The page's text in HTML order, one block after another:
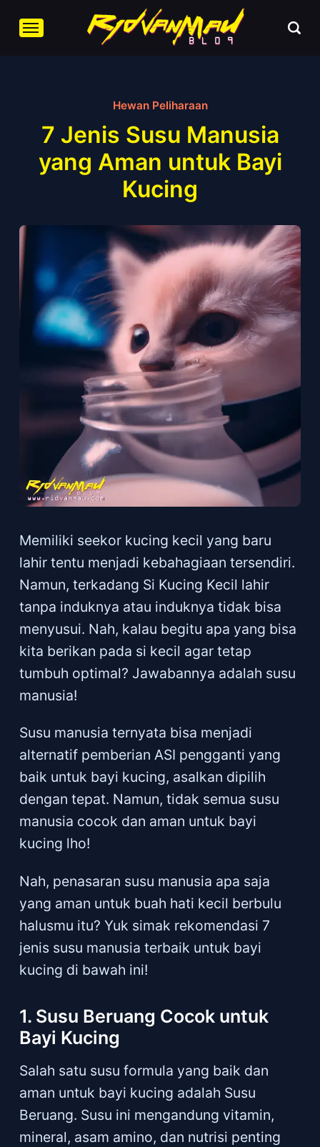
Hewan Peliharaan
7 Jenis Susu Manusia
yang Aman untuk Bayi
Kucing
Memiliki seekor kucing kecil yang baru
lahir tentu menjadi kebahagiaan tersendiri.
Namun, terkadang Si Kucing Kecil lahir
tanpa induknya atau induknya tidak bisa
menyusui. Nah, kalau begitu apa yang bisa
kita berikan pada si kecil agar tetap
tumbuh optimal? Jawabannya adalah susu
manusia!
Susu manusia ternyata bisa menjadi
alternatif pemberian ASI pengganti yang
baik untuk bayi kucing, asalkan dipilih
dengan tepat. Namun, tidak semua susu
manusia cocok dan aman untuk bayi
kucing lho!
Nah, penasaran susu manusia apa saja
yang aman untuk buah hati kecil berbulu
halusmu itu? Yuk simak rekomendasi 7
jenis susu manusia terbaik untuk bayi
kucing di bawah ini!
1. Susu Beruang Cocok untuk
Bayi Kucing
Salah satu susu formula yang baik dan
aman untuk bayi kucing adalah Susu
Beruang. Susu ini mengandung vitamin,
mineral, asam amino, dan nutrisi penting